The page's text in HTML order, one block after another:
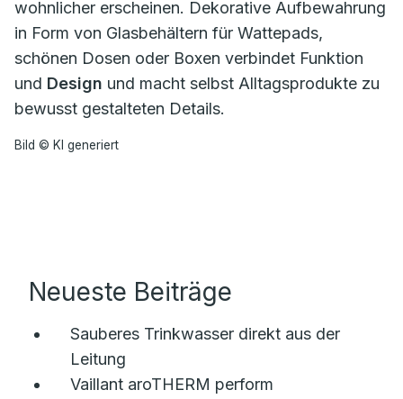
wohnlicher erscheinen. Dekorative Aufbewahrung
in Form von Glasbehältern für Wattepads,
schönen Dosen oder Boxen verbindet Funktion
und Design und macht selbst Alltagsprodukte zu
bewusst gestalteten Details.
Bild © KI generiert
Neueste Beiträge
Sauberes Trinkwasser direkt aus der
Leitung
Vaillant aroTHERM perform